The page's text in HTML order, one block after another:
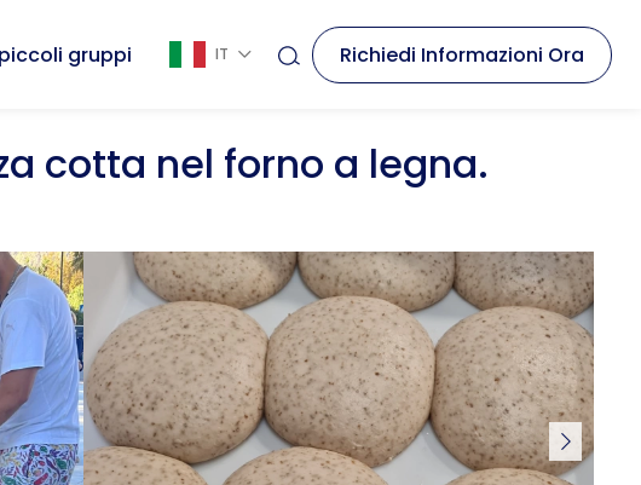
gruppi IT Richiedi Informazioni Ora
cotta nel forno a legna.